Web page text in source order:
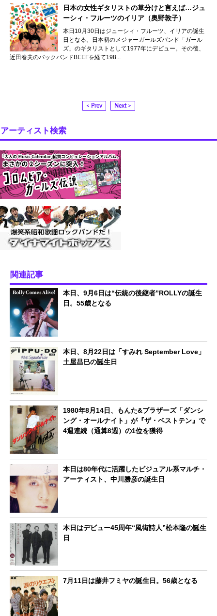
日本の女性ギタリストの草分けと言えば…ジュ
ーシィ・フルーツのイリア（奥野敦子）
本日10月30日はジューシィ・フルーツ、イリアの誕生
日となる。日本初のメジャーガールズバンド「ガール
ズ」のギタリストとして1977年にデビュー。その後、
近田春夫のバックバンドBEEFを経て198...
< Prev Next >
アーティスト検索
関連記事
本日、9月6日は“伝統の後継者”ROLLYの誕生
日。55歳となる
本日、8月22日は「すみれ September Love」
土屋昌巳の誕生日
1980年8月14日、もんた&ブラザーズ「ダンシ
ング・オールナイト」が『ザ・ベストテン』で
4週連続（通算6週）の1位を獲得
本日は80年代に活躍したビジュアル系マルチ・
アーティスト、中川勝彦の誕生日
本日はデビュー45周年“風街詩人”松本隆の誕生
日
7月11日は藤井フミヤの誕生日。56歳となる